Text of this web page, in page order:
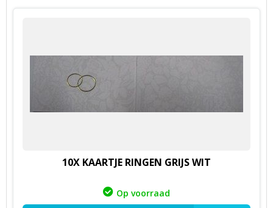
10X KAARTJE RINGEN GRIJS WIT
Op voorraad